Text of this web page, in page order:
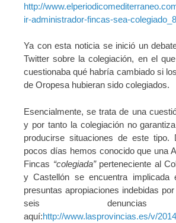
http://
ir-administrador-fincas-sea-
Ya con esta noticia se inició un
Twitter sobre la colegiación, en el
cuestionaba qué habría cambiado si
de Oropesa hubieran sido colegiados.
Esencialmente, se trata de una
y por tanto la colegiación no
producirse situaciones de este tipo.
pocos días hemos conocido que una
Fincas “colegiada”perteneciente al
y Castellón se encuentra implicada
presuntas apropiaciones indebidas
seis denuncias
aquí:http://www.lasprovincias.es/v/